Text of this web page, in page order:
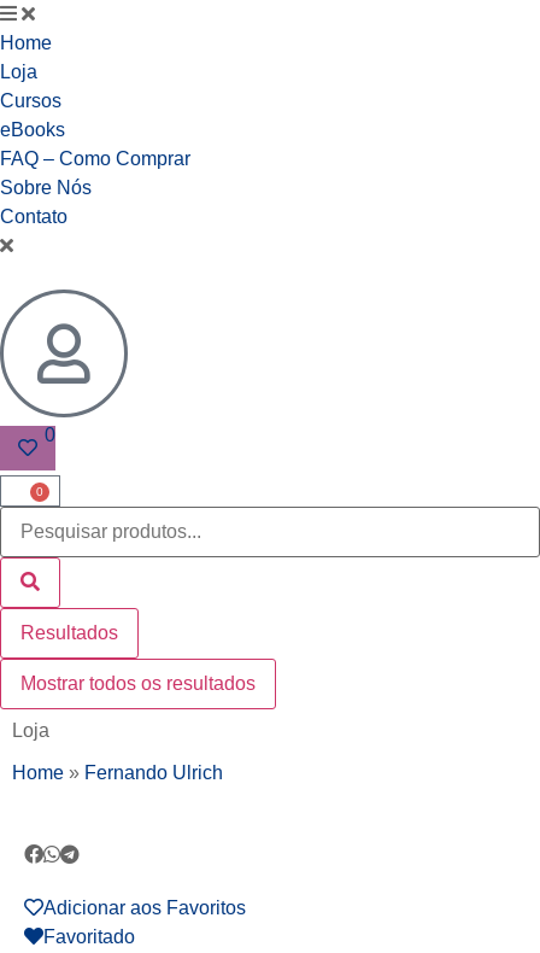
Home
Loja
Cursos
eBooks
FAQ – Como Comprar
Sobre Nós
Contato
0
0
Resultados
Mostrar todos os resultados
Loja
Home » Fernando Ulrich
Adicionar aos Favoritos
Favoritado